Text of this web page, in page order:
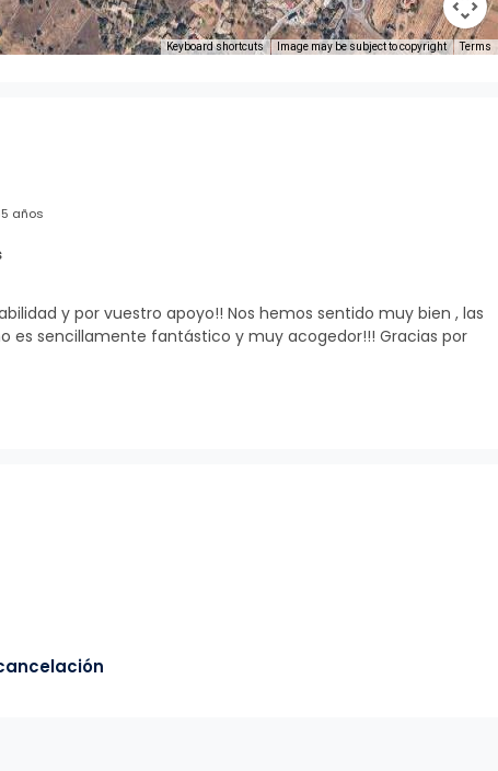
Keyboard shortcuts Image may be subject to copyright Terms
años
y por vuestro apoyo!! Nos hemos sentido muy bien , las
es sencillamente fantástico y muy acogedor!!! Gracias por